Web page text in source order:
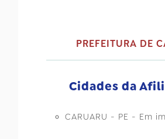
PREFEITURA DE
Cidades da
CARUARU - PE - Em